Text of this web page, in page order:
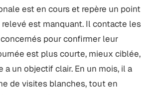
est en cours et repère un point
est manquant. Il contacte les
pour confirmer leur
est plus courte, mieux ciblée,
a un objectif clair. En un mois, il a
de visites blanches, tout en